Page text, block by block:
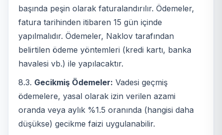
başında peşin olarak faturalandırılır. Ödemeler,
fatura tarihinden itibaren 15 gün içinde
yapılmalıdır. Ödemeler, Naklov tarafından
belirtilen ödeme yöntemleri (kredi kartı, banka
havalesi vb.) ile yapılacaktır.
8.3. Gecikmiş Ödemeler: Vadesi geçmiş
ödemelere, yasal olarak izin verilen azami
oranda veya aylık %1.5 oranında (hangisi daha
düşükse) gecikme faizi uygulanabilir.